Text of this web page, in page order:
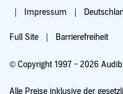
Impressum
Full Site Barrierefreiheit
© Copyright 1997 - 2026
Alle Preise inklusive der